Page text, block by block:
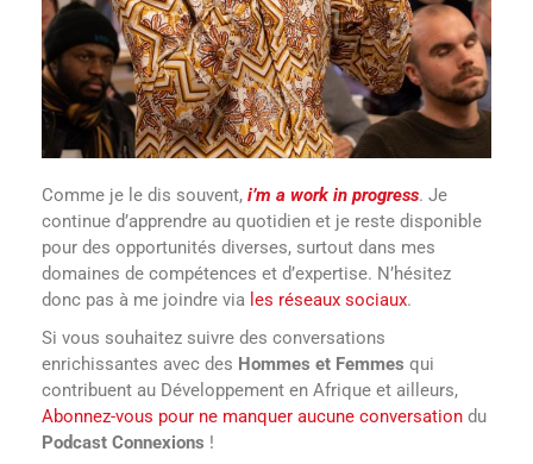
Comme je le dis souvent, i’m a work in progress. Je
continue d’apprendre au quotidien et je reste disponible
pour des opportunités diverses, surtout dans mes
domaines de compétences et d’expertise. N’hésitez
donc pas à me joindre via les réseaux sociaux.
Si vous souhaitez suivre des conversations
enrichissantes avec des Hommes et Femmes qui
contribuent au Développement en Afrique et ailleurs,
Abonnez-vous pour ne manquer aucune conversation du
Podcast Connexions !